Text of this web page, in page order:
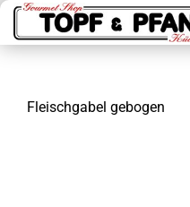
Fleischgabel gebogen